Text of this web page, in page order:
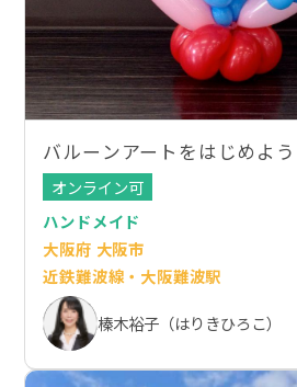
バルーンアートをはじめよ
オンライン可
ハンドメイド
大阪府 大阪市
近鉄難波線・大阪難波駅
榛木裕子（はりきひろこ）